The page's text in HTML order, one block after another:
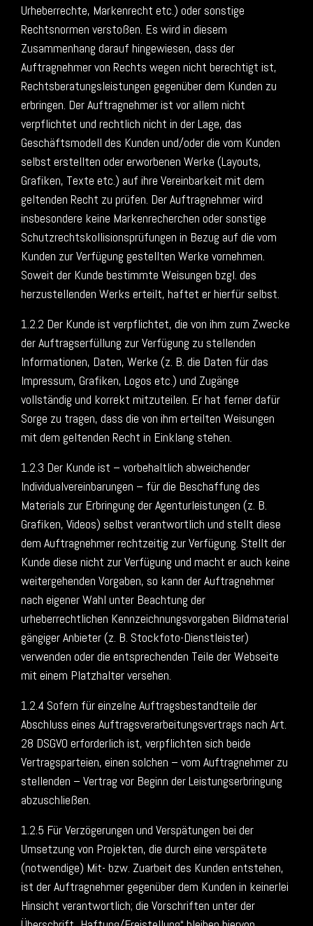
Urheberrechte, Markenrecht etc.) oder sonstige
Rechtsnormen verstoßen. Es wird in diesem
Zusammenhang darauf hingewiesen, dass der
Auftragnehmer von Rechts wegen nicht berechtigt ist,
Rechtsberatungsleistungen gegenüber dem Kunden zu
erbringen. Der Auftragnehmer ist vor allem nicht
verpflichtet und rechtlich nicht in der Lage, das
Geschäftsmodell des Kunden und/oder die vom Kunden
selbst erstellten oder erworbenen Werke (Layouts,
Grafiken, Texte etc.) auf ihre Vereinbarkeit mit dem
geltenden Recht zu prüfen. Der Auftragnehmer wird
insbesondere keine Markenrecherchen oder sonstige
Schutzrechtskollisionsprüfungen in Bezug auf die vom
Kunden zur Verfügung gestellten Werke vornehmen.
Soweit der Kunde bestimmte Weisungen bzgl. des
herzustellenden Werks erteilt, haftet er hierfür selbst.
1.2.2 Der Kunde ist verpflichtet, die von ihm zum Zwecke
der Auftragserfüllung zur Verfügung zu stellenden
Informationen, Daten, Werke (z. B. die Daten für das
Impressum, Grafiken, Logos etc.) und Zugänge
vollständig und korrekt mitzuteilen. Er hat ferner dafür
Sorge zu tragen, dass die von ihm erteilten Weisungen
mit dem geltenden Recht in Einklang stehen.
1.2.3 Der Kunde ist – vorbehaltlich abweichender
Individualvereinbarungen – für die Beschaffung des
Materials zur Erbringung der Agenturleistungen (z. B.
Grafiken, Videos) selbst verantwortlich und stellt diese
dem Auftragnehmer rechtzeitig zur Verfügung. Stellt der
Kunde diese nicht zur Verfügung und macht er auch keine
weitergehenden Vorgaben, so kann der Auftragnehmer
nach eigener Wahl unter Beachtung der
urheberrechtlichen Kennzeichnungsvorgaben Bildmaterial
gängiger Anbieter (z. B. Stockfoto-Dienstleister)
verwenden oder die entsprechenden Teile der Webseite
mit einem Platzhalter versehen.
1.2.4 Sofern für einzelne Auftragsbestandteile der
Abschluss eines Auftragsverarbeitungsvertrags nach Art.
28 DSGVO erforderlich ist, verpflichten sich beide
Vertragsparteien, einen solchen – vom Auftragnehmer zu
stellenden – Vertrag vor Beginn der Leistungserbringung
abzuschließen.
1.2.5 Für Verzögerungen und Verspätungen bei der
Umsetzung von Projekten, die durch eine verspätete
(notwendige) Mit- bzw. Zuarbeit des Kunden entstehen,
ist der Auftragnehmer gegenüber dem Kunden in keinerlei
Hinsicht verantwortlich; die Vorschriften unter der